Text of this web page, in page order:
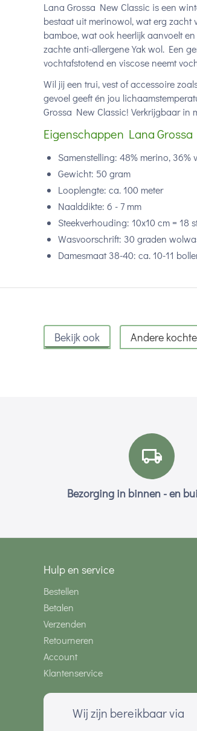
Lana Grossa New Classic is een
bestaat uit merinowol, wat erg zacht
bamboe, wat ook heerlijk aanvoelt
zachte anti-allergene Yak wol. Een
vochtafstotend en viscose neemt
Wil jij een trui, vest of accessoire
gevoel geeft én jou
Grossa New Classic! Verkrijgbaar in
Eigenschappen Lana Grossa
Samenstelling: 48% merino, 36%
Gewicht: 50 gram
Looplengte: ca. 100 meter
Naalddikte: 6 - 7 mm
Steekverhouding: 10x10 cm = 18
Wasvoorschrift: 30 graden
Damesmaat 38-40: ca. 10-11
Bekijk ook Andere
Bezorging in binnen - en
Hulp en service
Bestellen
Betalen
Verzenden
Retourneren
Account
Klantenservice
Wij zijn bereikbaar via